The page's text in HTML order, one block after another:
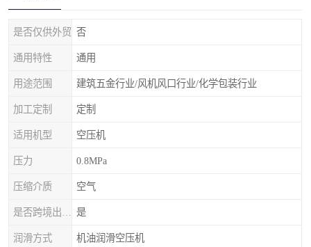
是否仅供外贸 否
通用特性 通用
用途范围 建筑五金行业/风机风口行业/化学包装行业
加工定制 定制
适用机型 空压机
压力 0.8MPa
压缩介质 空气
是
润滑方式 机油润滑空压机